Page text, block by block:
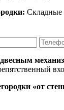
Складные
«от